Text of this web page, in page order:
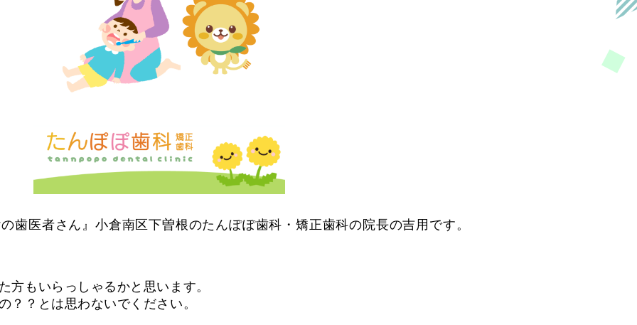
歯医者さん』小倉南区下曽根のたんぽぽ歯科・矯正歯科の院長の吉用です。
方もいらっしゃるかと思います。
？？とは思わないでください。